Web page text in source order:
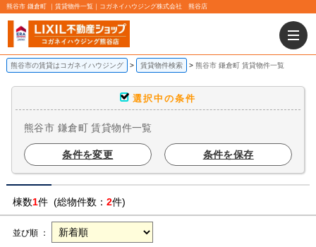
熊谷市 鎌倉町 ｜賃貸物件一覧｜コガネイハウジング株式会社 熊谷店
熊谷市の賃貸はコガネイハウジング 賃貸物件検索 熊谷市 鎌倉町 賃貸物件一覧
選択中の条件
熊谷市 鎌倉町 賃貸物件一覧
条件を変更 条件を保存
棟数1件 (総物件数： 2件)
並び順 ：